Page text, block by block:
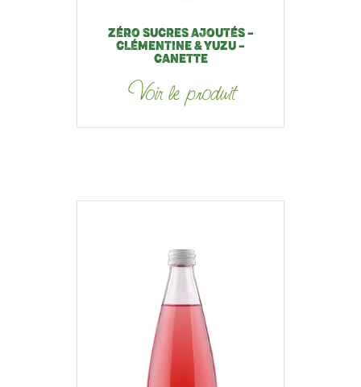
ZÉRO SUCRES AJOUTÉS –
CLÉMENTINE & YUZU –
CANETTE
Voir le produit